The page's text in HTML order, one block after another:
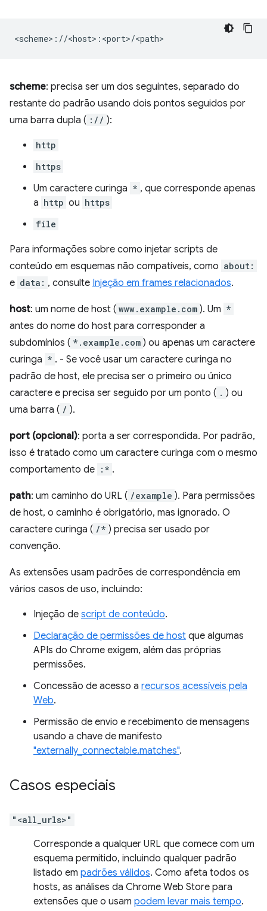
scheme: precisa ser um dos seguintes, separado do
restante do padrão usando dois pontos seguidos por
uma barra dupla ( :// ):
http
https
Um caractere curinga * , que corresponde apenas
a http ou https
file
Para informações sobre como injetar scripts de
conteúdo em esquemas não compatíveis, como about:
e data: , consulte Injeção em frames relacionados.
host: um nome de host ( www.example.com ). Um *
antes do nome do host para corresponder a
subdomínios ( *.example.com ) ou apenas um caractere
curinga * . - Se você usar um caractere curinga no
padrão de host, ele precisa ser o primeiro ou único
caractere e precisa ser seguido por um ponto ( . ) ou
uma barra ( / ).
port (opcional): porta a ser correspondida. Por padrão,
isso é tratado como um caractere curinga com o mesmo
comportamento de :* .
path: um caminho do URL ( /example ). Para permissões
de host, o caminho é obrigatório, mas ignorado. O
caractere curinga ( /* ) precisa ser usado por
convenção.
As extensões usam padrões de correspondência em
vários casos de uso, incluindo:
Injeção de script de conteúdo.
Declaração de permissões de host que algumas
APIs do Chrome exigem, além das próprias
permissões.
Concessão de acesso a recursos acessíveis pela
Web.
Permissão de envio e recebimento de mensagens
usando a chave de manifesto
"externally_connectable.matches".
Casos especiais
"<all_urls>"
Corresponde a qualquer URL que comece com um
esquema permitido, incluindo qualquer padrão
listado em padrões válidos. Como afeta todos os
hosts, as análises da Chrome Web Store para
extensões que o usam podem levar mais tempo.